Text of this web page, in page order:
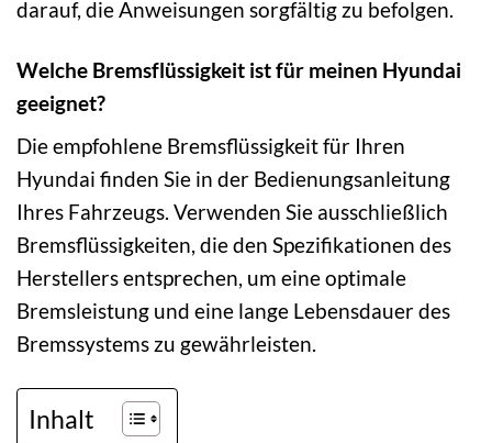
darauf, die Anweisungen sorgfältig zu befolgen.
Welche Bremsflüssigkeit ist für meinen Hyundai
geeignet?
Die empfohlene Bremsflüssigkeit für Ihren
Hyundai finden Sie in der Bedienungsanleitung
Ihres Fahrzeugs. Verwenden Sie ausschließlich
Bremsflüssigkeiten, die den Spezifikationen des
Herstellers entsprechen, um eine optimale
Bremsleistung und eine lange Lebensdauer des
Bremssystems zu gewährleisten.
Inhalt